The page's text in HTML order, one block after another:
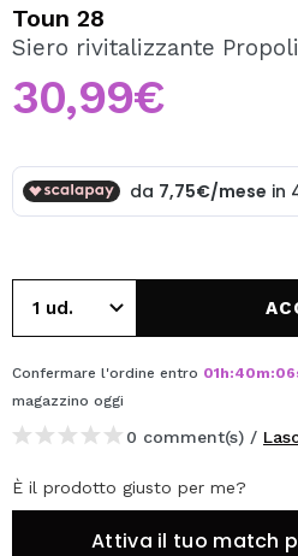
Creando un account su
acquisti velocemente,
consultare le tue operazioni
CREARE UN
Toun 28
Siero rivitalizzante
30,99€
Confermare l'ordine entro 01h:40m:05
magazzino oggi
0 comment(s) /
È il prodotto giusto per me?
Attiva il tuo match